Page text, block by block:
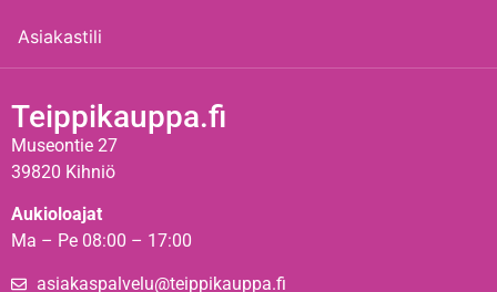
Asiakastili
Teippikauppa.fi
Museontie 27
39820 Kihniö
Aukioloajat
Ma – Pe 08:00 – 17:00
asiakaspalvelu@teippikauppa.fi